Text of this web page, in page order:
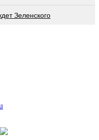
Зеленского